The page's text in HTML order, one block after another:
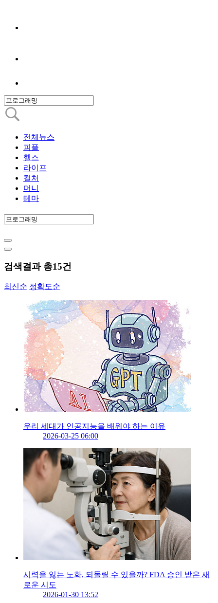
전체뉴스
피플
헬스
라이프
컬처
머니
테마
검색결과 총15건
최신순 정확도순
우리 세대가 인공지능을 배워야 하는 이유
2026-03-25 06:00
시력을 잃는 노화, 되돌릴 수 있을까? FDA 승인 받은 새
로운 시도
2026-01-30 13:52